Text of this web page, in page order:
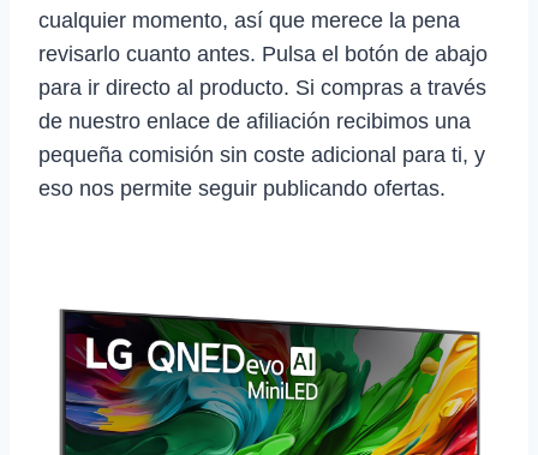
cualquier momento, así que merece la pena
revisarlo cuanto antes. Pulsa el botón de abajo
para ir directo al producto. Si compras a través
de nuestro enlace de afiliación recibimos una
pequeña comisión sin coste adicional para ti, y
eso nos permite seguir publicando ofertas.